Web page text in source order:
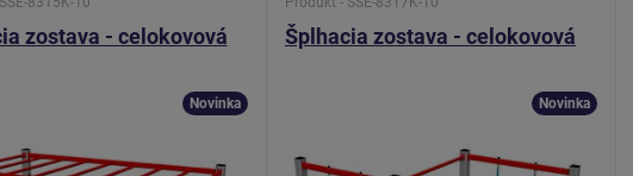
zostava - celokovová
Novinka
Šplhacia zostava - celokovová
Novinka